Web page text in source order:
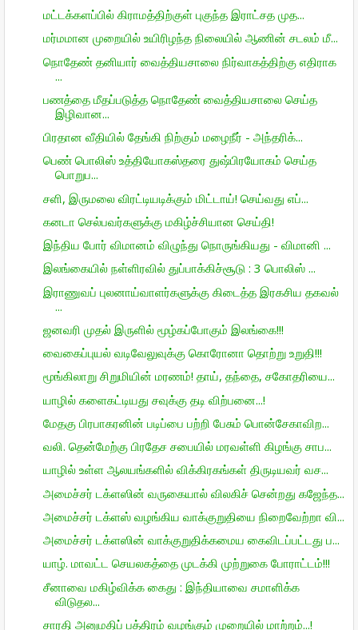
மட்டக்களப்பில் கிராமத்திற்குள் புகுந்த இராட்சத முத...
மர்மமான முறையில் உயிரிழந்த நிலையில் ஆணின் சடலம் மீ...
நொதேண் தனியார் வைத்தியசாலை நிர்வாகத்திற்கு எதிராக
...
பணத்தை மீதப்படுத்த நொதேண் வைத்தியசாலை செய்த
இழிவான...
பிரதான வீதியில் தேங்கி நிற்கும் மழைநீர் - அந்தரிக்...
பெண் பொலிஸ் உத்தியோகஸ்தரை துஷ்பிரயோகம் செய்த
பொறுப...
சளி, இருமலை விரட்டியடிக்கும் மிட்டாய்! செய்வது எப்...
கனடா செல்பவர்களுக்கு மகிழ்ச்சியான செய்தி!
இந்திய போர் விமானம் விழுந்து நொருங்கியது - விமானி ...
இலங்கையில் நள்ளிரவில் துப்பாக்கிச்சூடு : 3 பொலிஸ் ...
இராணுவப் புலனாய்வாளர்களுக்கு கிடைத்த இரகசிய தகவல்
...
ஜனவரி முதல் இருளில் மூழ்கப்போகும் இலங்கை!!!
வைகைப்புயல் வடிவேலுவுக்கு கொரோனா தொற்று உறுதி!!!
மூங்கிலாறு சிறுமியின் மரணம்! தாய், தந்தை, சகோதரியை...
யாழில் களைகட்டியது சவுக்கு தடி விற்பனை...!
மேதகு பிரபாகரனின் படிப்பை பற்றி பேசும் பொன்சேகாவிற...
வலி. தென்மேற்கு பிரதேச சபையில் மரவள்ளி கிழங்கு சாப...
யாழில் உள்ள ஆலயங்களில் விக்கிரகங்கள் திருடியவர் வச...
அமைச்சர் டக்ளஸின் வருகையால் விலகிச் சென்றது கஜேந்த...
அமைச்சர் டக்ளஸ் வழங்கிய வாக்குறுதியை நிறைவேற்றா வி...
அமைச்சர் டக்ளஸின் வாக்குறுதிக்கமைய கைவிடப்பட்டது ப...
யாழ். மாவட்ட செயலகத்தை முடக்கி முற்றுகை போராட்டம்!!!
சீனாவை மகிழ்விக்க கைது : இந்தியாவை சமாளிக்க
விடுதல...
சாரதி அனுமதிப் பத்திரம் வழங்கும் முறையில் மாற்றம்...!